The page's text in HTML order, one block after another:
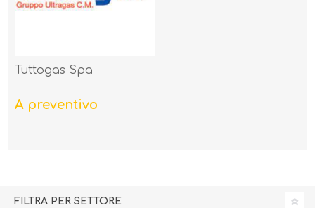
Tuttogas Spa
A preventivo
FILTRA PER SETTORE